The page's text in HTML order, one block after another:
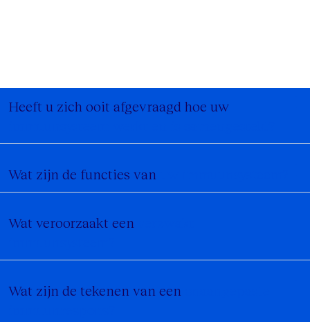
Heeft u zich ooit afgevraagd hoe uw
Wat zijn de functies van
Wat veroorzaakt een
Wat zijn de tekenen van een